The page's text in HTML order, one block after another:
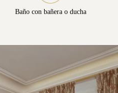
Baño con bañera o ducha